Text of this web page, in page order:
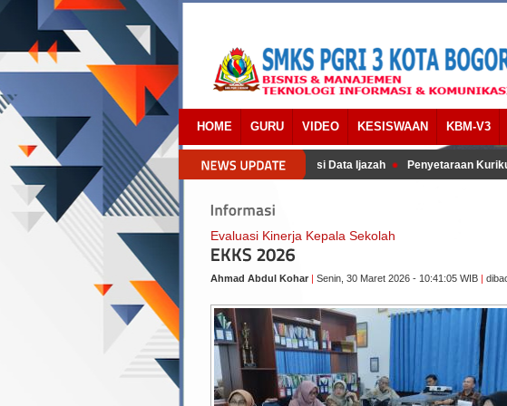
HOME GURU VIDEO KESISWAAN KBM-V3
Panduan Lengkap Konfirmasi Data Ijazah Penyetaraan
Evaluasi Kinerja Kepala Sekolah
Ahmad Abdul Kohar | Senin, 30 Maret 2026 - 10:41:05 WIB |